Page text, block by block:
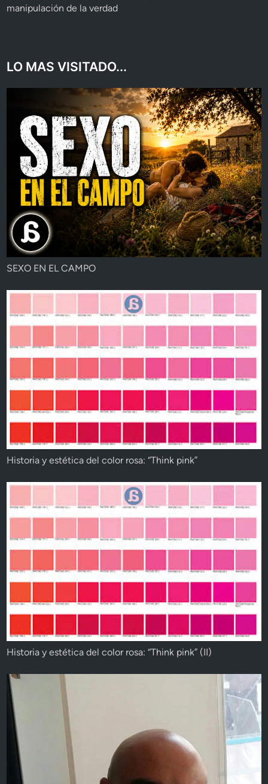
manipulación de la verdad
LO MAS VISITADO...
SEXO EN EL CAMPO
Historia y estética del color rosa: “Think pink”
Historia y estética del color rosa: “Think pink” (II)